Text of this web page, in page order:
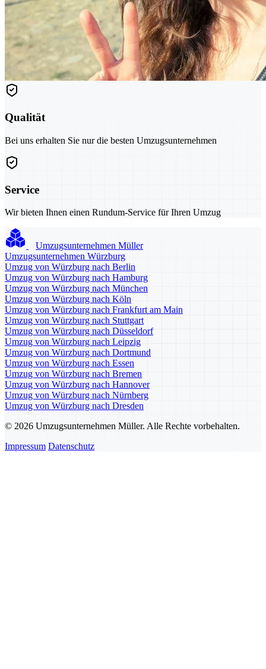
Qualität
Bei uns erhalten Sie nur die besten Umzugsunternehmen
Service
Wir bieten Ihnen einen Rundum-Service für Ihren Umzug
Umzugsunternehmen Müller
Umzugsunternehmen Würzburg
Umzug von Würzburg nach Berlin
Umzug von Würzburg nach Hamburg
Umzug von Würzburg nach München
Umzug von Würzburg nach Köln
Umzug von Würzburg nach Frankfurt am Main
Umzug von Würzburg nach Stuttgart
Umzug von Würzburg nach Düsseldorf
Umzug von Würzburg nach Leipzig
Umzug von Würzburg nach Dortmund
Umzug von Würzburg nach Essen
Umzug von Würzburg nach Bremen
Umzug von Würzburg nach Hannover
Umzug von Würzburg nach Nürnberg
Umzug von Würzburg nach Dresden
© 2026 Umzugsunternehmen Müller. Alle Rechte vorbehalten.
Impressum Datenschutz